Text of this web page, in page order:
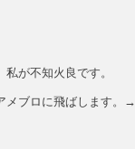
が不知火良です。
メブロに飛ばします。→